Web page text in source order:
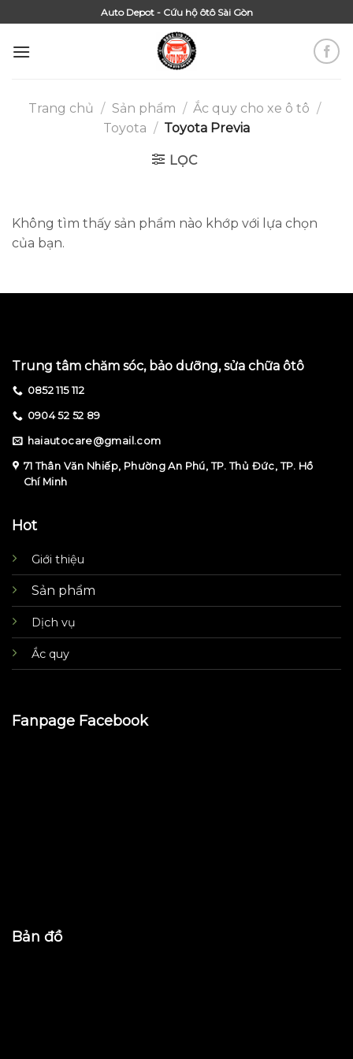
to
content
Auto Depot - Cứu hộ ôtô Sài Gòn
Trang chủ / Sản phẩm / Ắc quy cho xe ô tô /
Toyota / Toyota Previa
LỌC
Không tìm thấy sản phẩm nào khớp với lựa chọn
của bạn.
Trung tâm chăm sóc, bảo dưỡng, sửa chữa ôtô
0852 115 112
0904 52 52 89
haiautocare@gmail.com
71 Thân Văn Nhiếp, Phường An Phú, TP. Thủ Đức, TP. Hồ
Chí Minh
Hot
Giới thiệu
Sản phẩm
Dịch vụ
Ắc quy
Fanpage Facebook
Bản đồ